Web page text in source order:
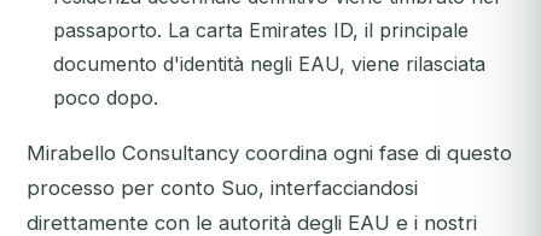
passaporto. La carta Emirates ID, il principale
documento d'identità negli EAU, viene rilasciata
poco dopo.
Mirabello Consultancy coordina ogni fase di questo
processo per conto Suo, interfacciandosi
direttamente con le autorità degli EAU e i nostri